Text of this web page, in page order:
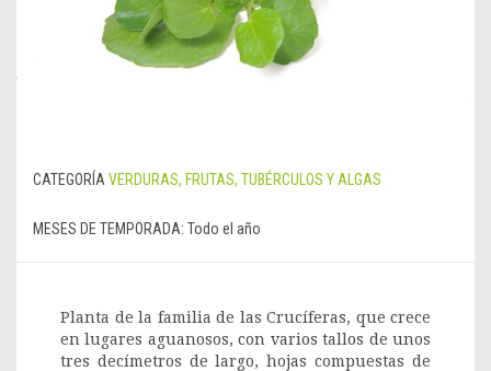
CATEGORÍA VERDURAS, FRUTAS, TUBÉRCULOS Y ALGAS
MESES DE TEMPORADA: Todo el año
Planta de la familia de las Crucíferas, que crece
en lugares aguanosos, con varios tallos de unos
tres decímetros de largo, hojas compuestas de